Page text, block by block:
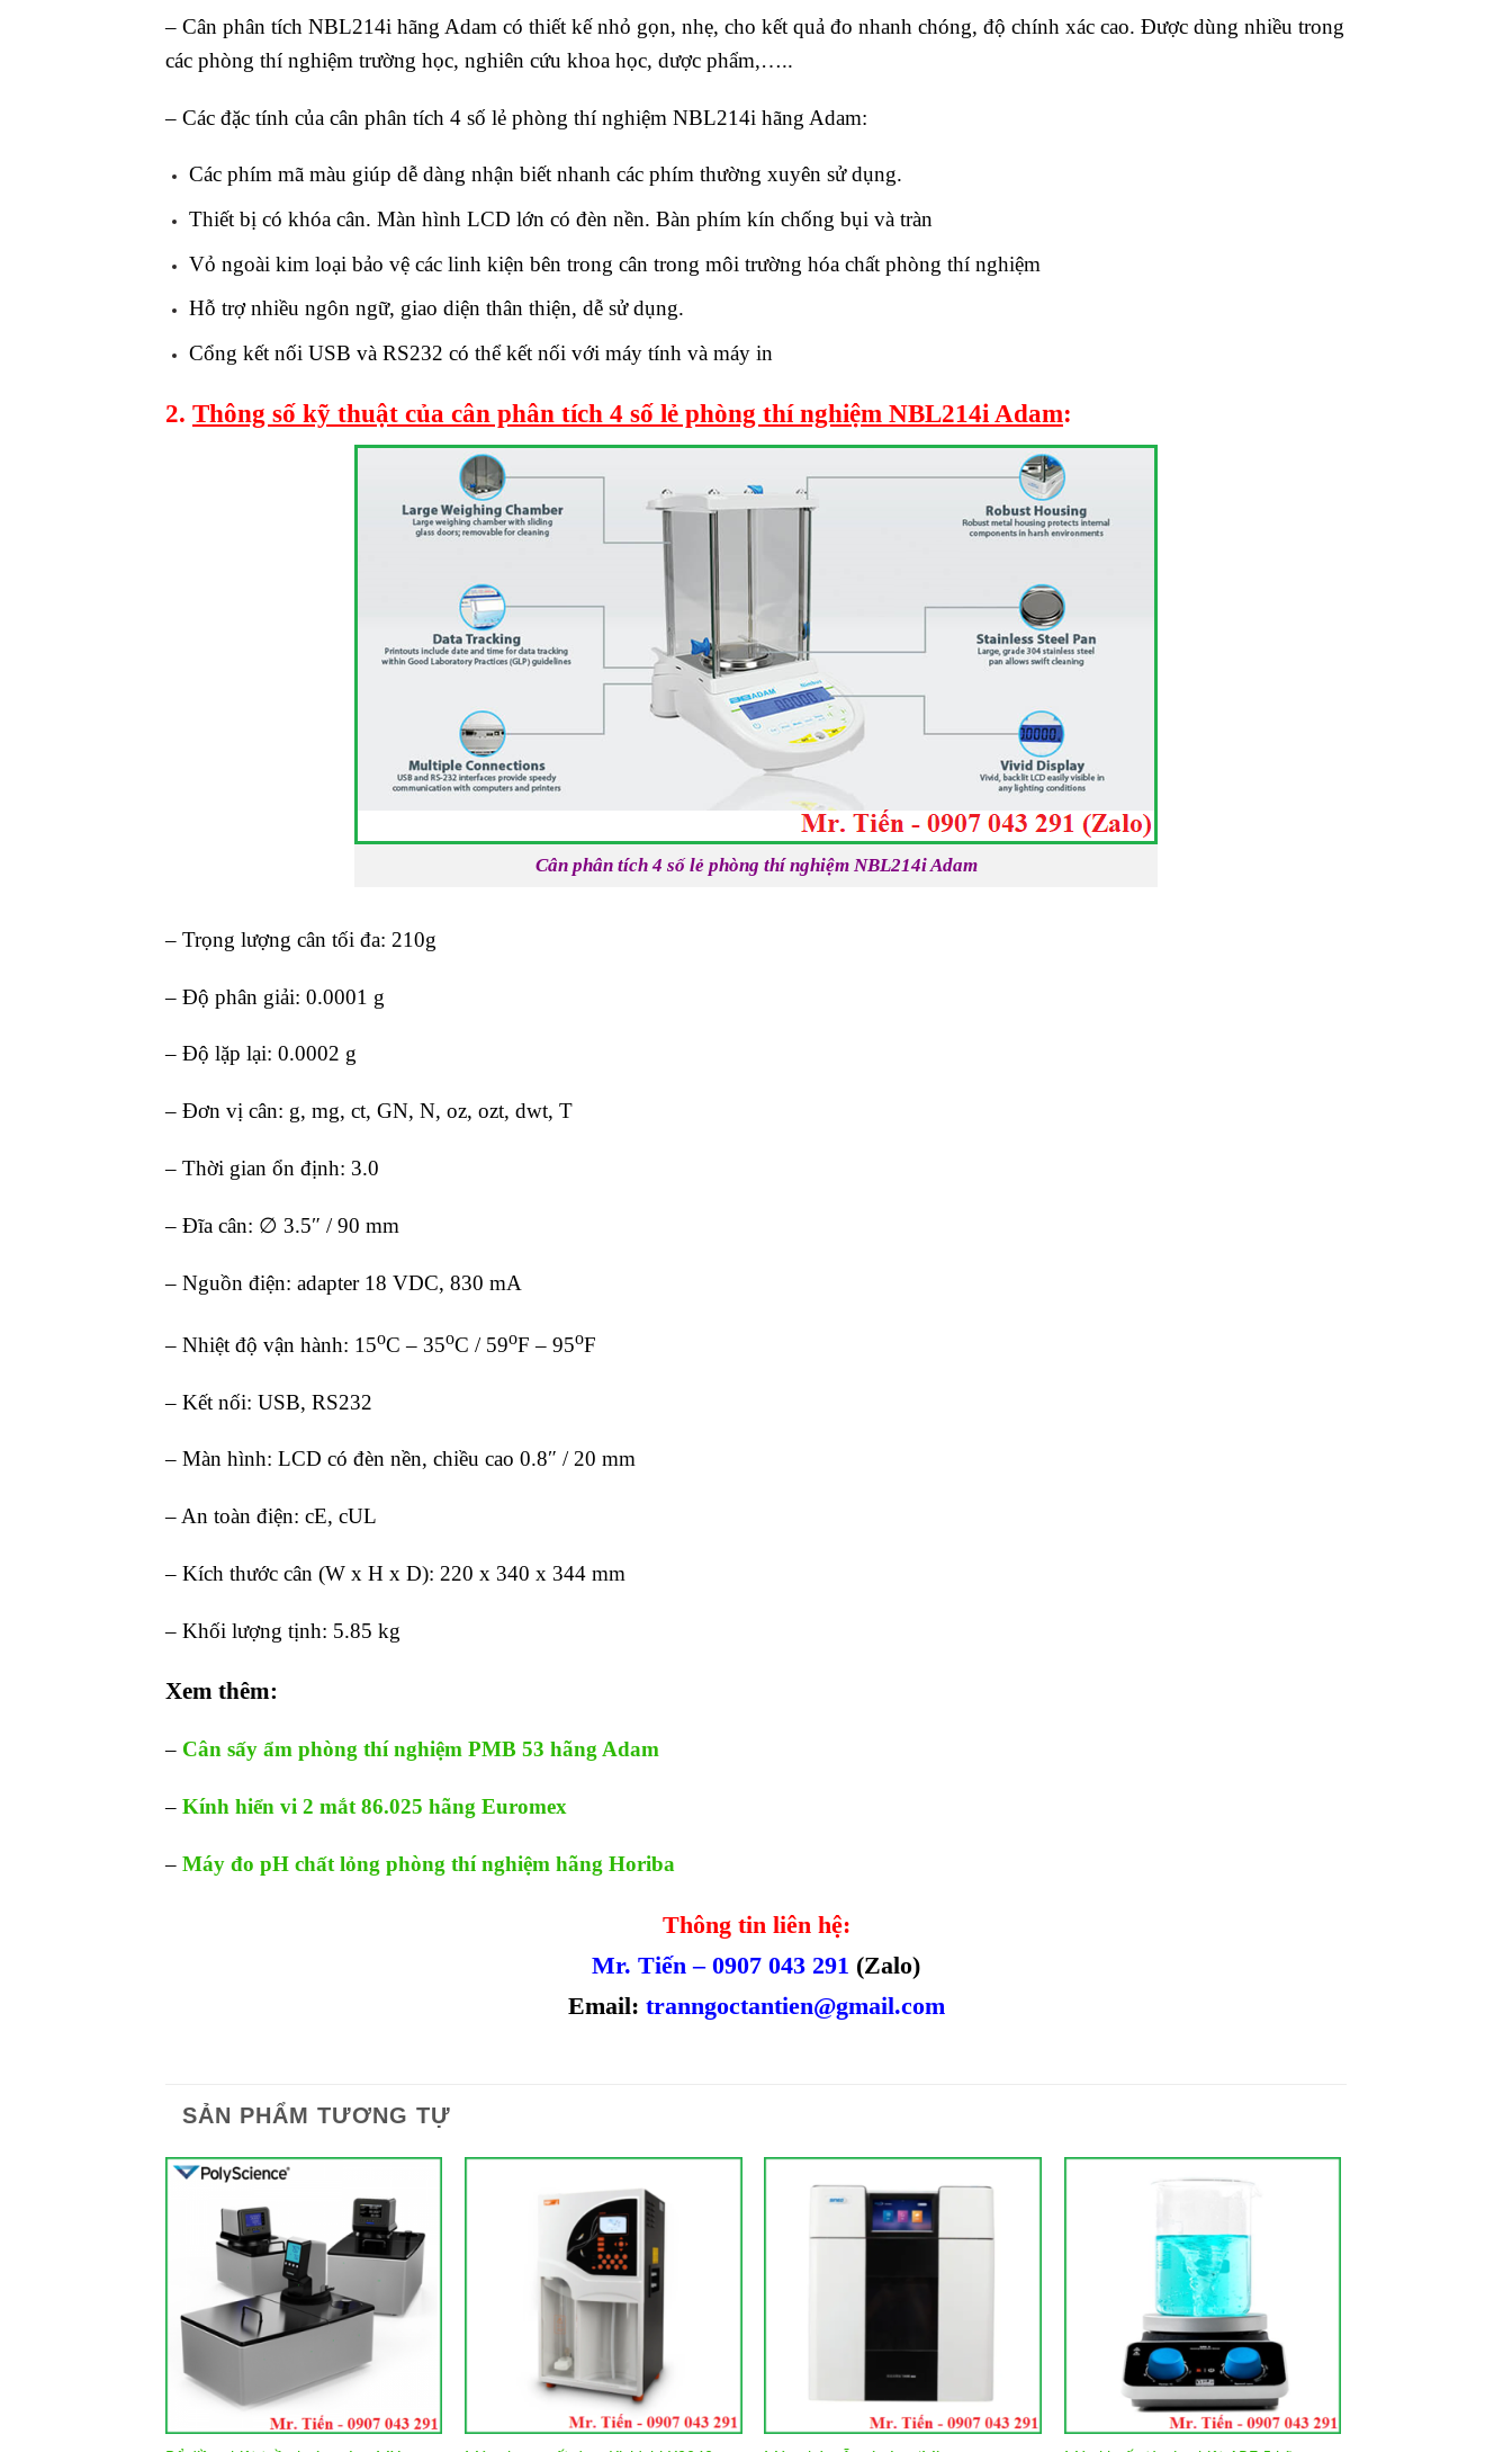
– Cân phân tích NBL214i hãng Adam có thiết kế nhỏ gọn, nhẹ, cho kết quả đo nhanh chóng, độ chính xác cao. Được dùng nhiều trong
các phòng thí nghiệm trường học, nghiên cứu khoa học, dược phẩm,…..
– Các đặc tính của cân phân tích 4 số lẻ phòng thí nghiệm NBL214i hãng Adam:
Các phím mã màu giúp dễ dàng nhận biết nhanh các phím thường xuyên sử dụng.
Thiết bị có khóa cân. Màn hình LCD lớn có đèn nền. Bàn phím kín chống bụi và tràn
Vỏ ngoài kim loại bảo vệ các linh kiện bên trong cân trong môi trường hóa chất phòng thí nghiệm
Hỗ trợ nhiều ngôn ngữ, giao diện thân thiện, dễ sử dụng.
Cổng kết nối USB và RS232 có thể kết nối với máy tính và máy in
2. Thông số kỹ thuật của cân phân tích 4 số lẻ phòng thí nghiệm NBL214i Adam:
Cân phân tích 4 số lẻ phòng thí nghiệm NBL214i Adam
– Trọng lượng cân tối đa: 210g
– Độ phân giải: 0.0001 g
– Độ lặp lại: 0.0002 g
– Đơn vị cân: g, mg, ct, GN, N, oz, ozt, dwt, T
– Thời gian ổn định: 3.0
– Đĩa cân: ∅ 3.5″ / 90 mm
– Nguồn điện: adapter 18 VDC, 830 mA
– Nhiệt độ vận hành: 15oC – 35oC / 59oF – 95oF
– Kết nối: USB, RS232
– Màn hình: LCD có đèn nền, chiều cao 0.8″ / 20 mm
– An toàn điện: cE, cUL
– Kích thước cân (W x H x D): 220 x 340 x 344 mm
– Khối lượng tịnh: 5.85 kg
Xem thêm:
– Cân sấy ẩm phòng thí nghiệm PMB 53 hãng Adam
– Kính hiển vi 2 mắt 86.025 hãng Euromex
– Máy đo pH chất lỏng phòng thí nghiệm hãng Horiba
Thông tin liên hệ:
Mr. Tiến – 0907 043 291 (Zalo)
Email: tranngoctantien@gmail.com
SẢN PHẨM TƯƠNG TỰ
Add to
Wishlist